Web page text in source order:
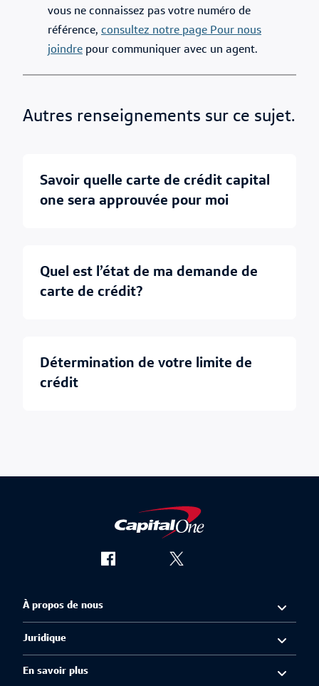
vous ne connaissez pas votre numéro de
référence, consultez notre page Pour nous
joindre pour communiquer avec un agent.
Autres renseignements sur ce sujet.
savoir quelle carte de crédit capital
one sera approuvée pour moi
quel est l’état de ma demande de
carte de crédit?
détermination de votre limite de
crédit
À propos de nous
Juridique
En savoir plus